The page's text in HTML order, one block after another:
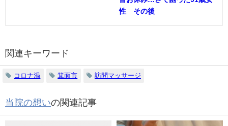
性 その後
関連キーワード
コロナ渦 箕面市 訪問マッサージ
当院の想いの関連記事